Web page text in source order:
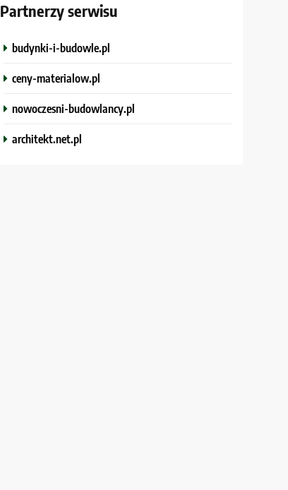
Partnerzy serwisu
budynki-i-budowle.pl
ceny-materialow.pl
nowoczesni-budowlancy.pl
architekt.net.pl